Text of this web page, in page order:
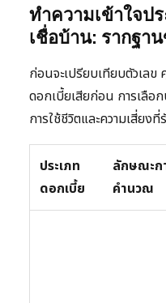
ทำความเข้าใจป
เชื่อบ้าน: รากฐา
ก่อนจะเปรียบเทียบตัวเลข
ดอกเบี้ยเสียก่อน การเลือก
การใช้ชีวิตและความเสี่ย
ประเภท
ดอกเบี้ย
ลักษณะก
คำนวณ